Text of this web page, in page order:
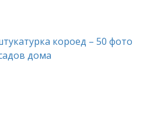
короед – 50 фото
дома